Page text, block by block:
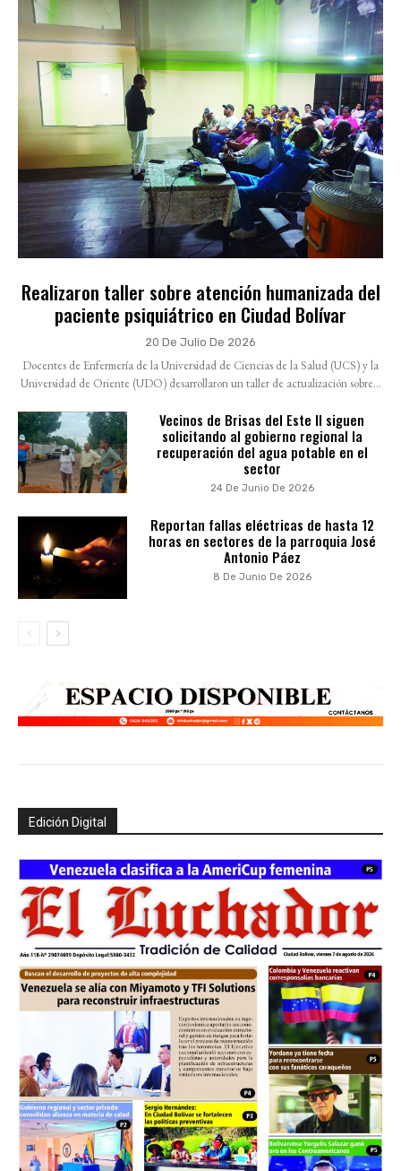
Realizaron taller sobre atención humanizada del
paciente psiquiátrico en Ciudad Bolívar
20 De Julio De 2026
Docentes de Enfermería de la Universidad de Ciencias de la Salud (UCS) y la
Universidad de Oriente (UDO) desarrollaron un taller de actualización sobre...
Vecinos de Brisas del Este II siguen
solicitando al gobierno regional la
recuperación del agua potable en el
sector
24 De Junio De 2026
Reportan fallas eléctricas de hasta 12
horas en sectores de la parroquia José
Antonio Páez
8 De Junio De 2026
Edición Digital